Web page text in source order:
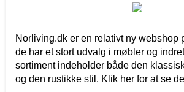
Norliving.dk er en relativt ny webshop
de har et stort udvalg i møbler og
sortiment indeholder både den
og den rustikke stil. Klik her for at se